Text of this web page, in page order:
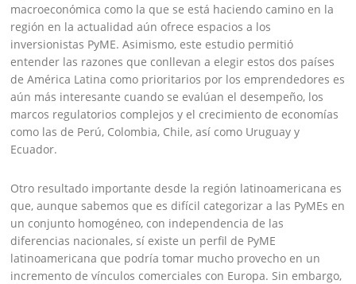
macroeconómica como la que se está haciendo camino en la
región en la actualidad aún ofrece espacios a los
inversionistas PyME. Asimismo, este estudio permitió
entender las razones que conllevan a elegir estos dos países
de América Latina como prioritarios por los emprendedores es
aún más interesante cuando se evalúan el desempeño, los
marcos regulatorios complejos y el crecimiento de economías
como las de Perú, Colombia, Chile, así como Uruguay y
Ecuador.
Otro resultado importante desde la región latinoamericana es
que, aunque sabemos que es difícil categorizar a las PyMEs en
un conjunto homogéneo, con independencia de las
diferencias nacionales, sí existe un perfil de PyME
latinoamericana que podría tomar mucho provecho en un
incremento de vínculos comerciales con Europa. Sin embargo,